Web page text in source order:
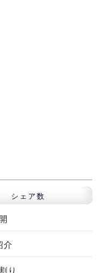
シェア数
介
り